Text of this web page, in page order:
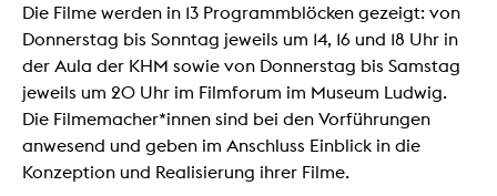
Die Filme werden in 13 Programmblöcken gezeigt: von
Donnerstag bis Sonntag jeweils um 14, 16 und 18 Uhr in
der Aula der KHM sowie von Donnerstag bis Samstag
jeweils um 20 Uhr im Filmforum im Museum Ludwig.
Die Filmemacher*innen sind bei den Vorführungen
anwesend und geben im Anschluss Einblick in die
Konzeption und Realisierung ihrer Filme.